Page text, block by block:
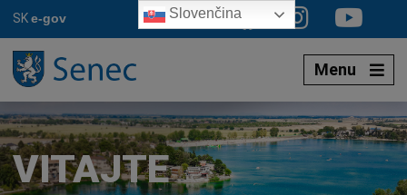
SKe-gov
Menu
VITAJTE
Slovenčina